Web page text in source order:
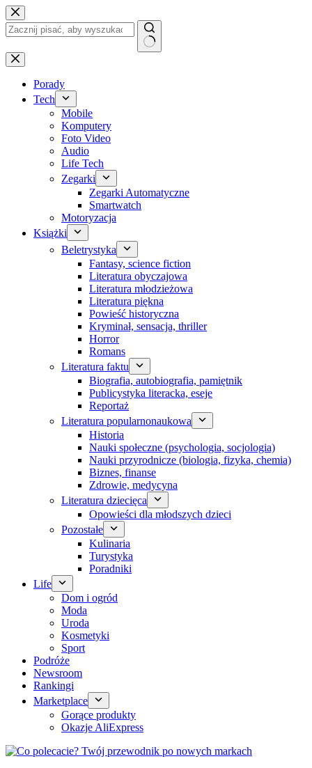
Przejdź
do
treści
Brak
wyników
Porady
Tech
Mobile
Komputery
Foto Video
Audio
Life Tech
Zegarki
Zegarki Automatyczne
Smartwatch
Motoryzacja
Książki
Beletrystyka
Fantasy, science fiction
Literatura obyczajowa
Literatura młodzieżowa
Literatura piękna
Powieść historyczna
Kryminał, sensacja, thriller
Horror
Romans
Literatura faktu
Biografia, autobiografia, pamiętnik
Publicystyka literacka, eseje
Reportaż
Literatura popularnonaukowa
Historia
Nauki społeczne (psychologia, socjologia)
Nauki przyrodnicze (biologia, fizyka, chemia)
Biznes, finanse
Zdrowie, medycyna
Literatura dziecięca
Opowieści dla młodszych dzieci
Pozostałe
Kulinaria
Turystyka
Poradniki
Life
Dom i ogród
Moda
Uroda
Kosmetyki
Sport
Podróże
Newsroom
Rankingi
Marketplace
Gorące produkty
Okazje AliExpress